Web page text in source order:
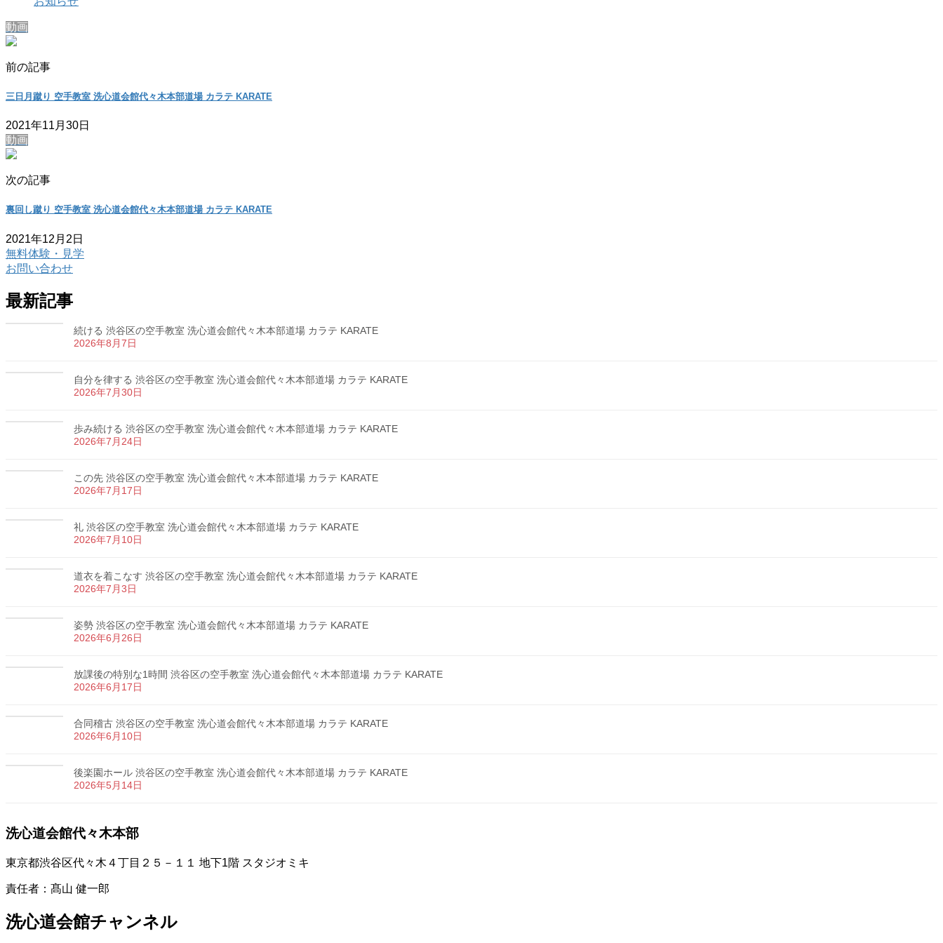
動画
前の記事
三日月蹴り 空手教室 洗心道会館代々木本部道場 カラテ KARATE
2021年11月30日
動画
次の記事
裏回し蹴り 空手教室 洗心道会館代々木本部道場 カラテ KARATE
2021年12月2日
無料体験・見学
お問い合わせ
最新記事
続ける 渋谷区の空手教室 洗心道会館代々木本部道場 カラテ KARATE
2026年8月7日
自分を律する 渋谷区の空手教室 洗心道会館代々木本部道場 カラテ KARATE
2026年7月30日
歩み続ける 渋谷区の空手教室 洗心道会館代々木本部道場 カラテ KARATE
2026年7月24日
この先 渋谷区の空手教室 洗心道会館代々木本部道場 カラテ KARATE
2026年7月17日
礼 渋谷区の空手教室 洗心道会館代々木本部道場 カラテ KARATE
2026年7月10日
道衣を着こなす 渋谷区の空手教室 洗心道会館代々木本部道場 カラテ KARATE
2026年7月3日
姿勢 渋谷区の空手教室 洗心道会館代々木本部道場 カラテ KARATE
2026年6月26日
放課後の特別な1時間 渋谷区の空手教室 洗心道会館代々木本部道場 カラテ KARATE
2026年6月17日
合同稽古 渋谷区の空手教室 洗心道会館代々木本部道場 カラテ KARATE
2026年6月10日
後楽園ホール 渋谷区の空手教室 洗心道会館代々木本部道場 カラテ KARATE
2026年5月14日
洗心道会館代々木本部
東京都渋谷区代々木４丁目２５－１１ 地下1階 スタジオミキ
責任者：髙山 健一郎
洗心道会館チャンネル